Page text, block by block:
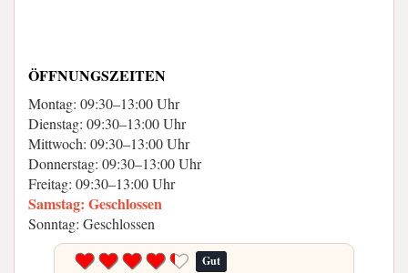
ÖFFNUNGSZEITEN
Montag: 09:30–13:00 Uhr
Dienstag: 09:30–13:00 Uhr
Mittwoch: 09:30–13:00 Uhr
Donnerstag: 09:30–13:00 Uhr
Freitag: 09:30–13:00 Uhr
Samstag: Geschlossen
Sonntag: Geschlossen
Gut